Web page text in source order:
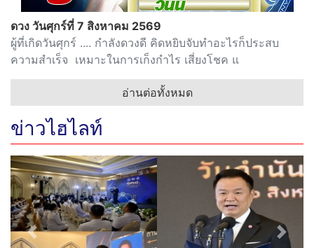
ดวง วันศุกร์ที่ 7 สิงหาคม 2569
ผู้ที่เกิดวันศุกร์ .... กำลังดวงดี คิดหยิบจับทำอะไรก็ประสบ
ความสำเร็จ เหมาะในการเก็งกำไร เสี่ยงโชค แ
อ่านต่อทั้งหมด
ข่าวไฮไลท์
Previous Next